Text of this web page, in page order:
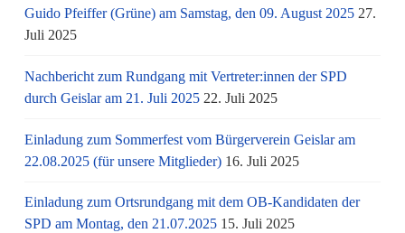
Guido Pfeiffer (Grüne) am Samstag, den 09. August 2025 27.
Juli 2025
Nachbericht zum Rundgang mit Vertreter:innen der SPD
durch Geislar am 21. Juli 2025 22. Juli 2025
Einladung zum Sommerfest vom Bürgerverein Geislar am
22.08.2025 (für unsere Mitglieder) 16. Juli 2025
Einladung zum Ortsrundgang mit dem OB-Kandidaten der
SPD am Montag, den 21.07.2025 15. Juli 2025